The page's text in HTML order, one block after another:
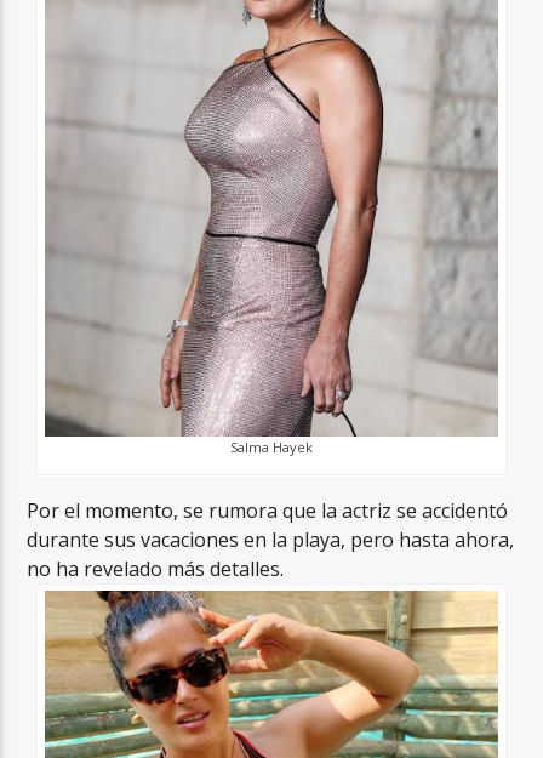
Salma Hayek
Por el momento, se rumora que la actriz se accidentó
durante sus vacaciones en la playa, pero hasta ahora,
no ha revelado más detalles.